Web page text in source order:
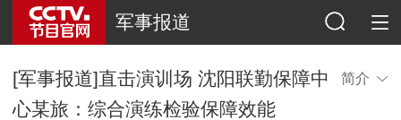
军事报道
[军事报道]直击演训场 沈阳联勤保障中
心某旅：综合演练检验保障效能
简介